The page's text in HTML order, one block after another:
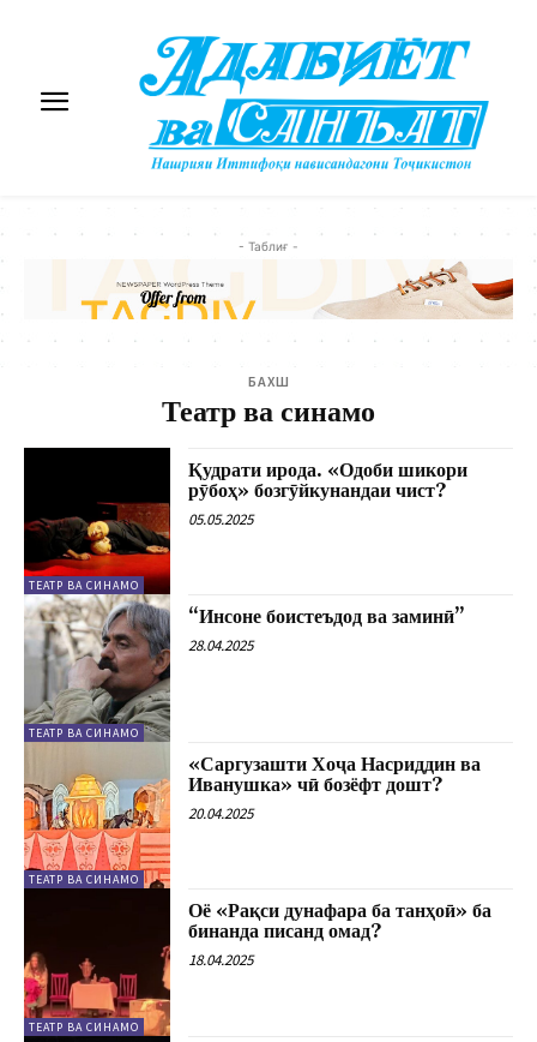
- Таблиғ -
БАХШ
Театр ва синамо
ТЕАТР ВА СИНАМО
Қудрати ирода. «Одоби шикори
рӯбоҳ» бозгӯйкунандаи чист?
05.05.2025
ТЕАТР ВА СИНАМО
“Инсоне боистеъдод ва заминӣ”
28.04.2025
ТЕАТР ВА СИНАМО
«Саргузашти Хоҷа Насриддин ва
Иванушка» чӣ бозёфт дошт?
20.04.2025
ТЕАТР ВА СИНАМО
Оё «Рақси дунафара ба танҳоӣ» ба
бинанда писанд омад?
18.04.2025